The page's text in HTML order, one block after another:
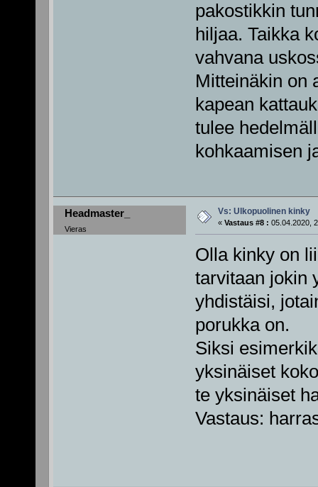
pakostikkin
hiljaa. Taikka
vahvana
Mitteinäkin on
kapean
tulee
kohkaamisen
Headmaster_
Vieras
Vs: Ulkopuolinen kinky
« Vastaus #8 : 05.04.2020,
Olla kinky on
tarvitaan jokin
yhdistäisi,
porukka on.
Siksi
yksinäiset
te yksinäiset
Vastaus: